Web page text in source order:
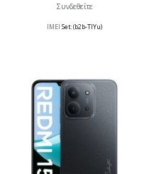
Συνδεθείτε
IMEI Set: (b2b-TlYu)